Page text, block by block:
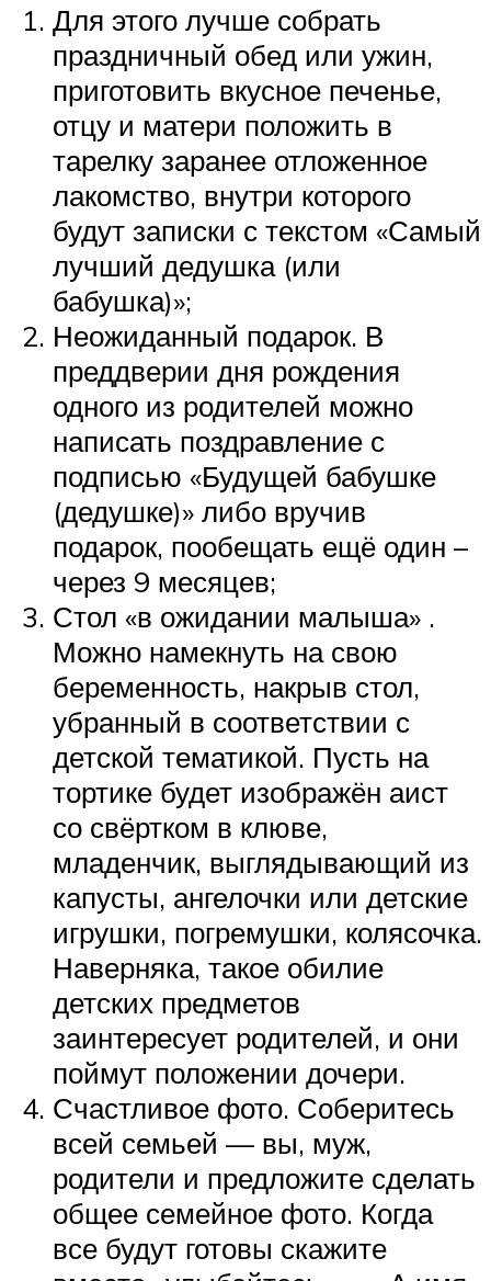
Для этого лучше собрать
праздничный обед или ужин,
приготовить вкусное печенье,
отцу и матери положить в
тарелку заранее отложенное
лакомство, внутри которого
будут записки с текстом «Самый
лучший дедушка (или
бабушка)»;
Неожиданный подарок. В
преддверии дня рождения
одного из родителей можно
написать поздравление с
подписью «Будущей бабушке
(дедушке)» либо вручив
подарок, пообещать ещё один –
через 9 месяцев;
Стол «в ожидании малыша» .
Можно намекнуть на свою
беременность, накрыв стол,
убранный в соответствии с
детской тематикой. Пусть на
тортике будет изображён аист
со свёртком в клюве,
младенчик, выглядывающий из
капусты, ангелочки или детские
игрушки, погремушки, колясочка.
Наверняка, такое обилие
детских предметов
заинтересует родителей, и они
поймут положении дочери.
Счастливое фото. Соберитесь
всей семьей — вы, муж,
родители и предложите сделать
общее семейное фото. Когда
все будут готовы скажите